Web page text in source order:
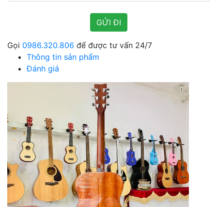
Gọi 0986.320.806 để được tư vấn 24/7
Thông tin sản phẩm
Đánh giá